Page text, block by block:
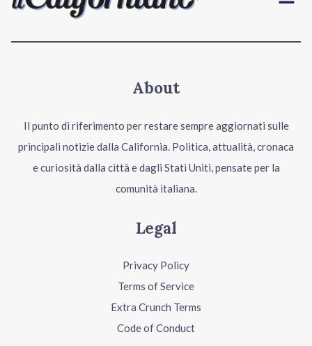
About
Il punto di riferimento per restare sempre aggiornati sulle
principali notizie dalla California. Politica, attualità, cronaca
e curiosità dalla città e dagli Stati Uniti, pensate per la
comunità italiana.
Legal
Privacy Policy
Terms of Service
Extra Crunch Terms
Code of Conduct